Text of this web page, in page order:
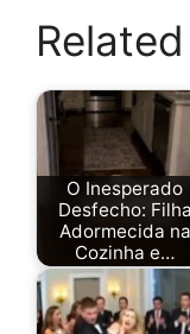
O Inesperado
Desfecho: Filha
Adormecida na
Cozinha e…